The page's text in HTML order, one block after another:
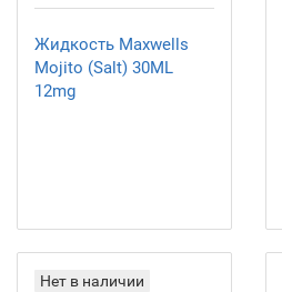
Жидкость Maxwells
Mojito (Salt) 30ML
12mg
Нет в наличии